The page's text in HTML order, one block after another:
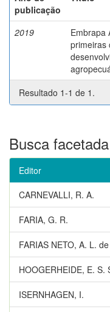
publicação
2019
Embrapa
primeiras
Resultado 1-1 de 1.
Busca facetada
Editor
CARNEVALLI, R. A.
FARIA, G. R.
FARIAS NETO, A. L. de
HOOGERHEIDE, E. S.
ISERNHAGEN, I.